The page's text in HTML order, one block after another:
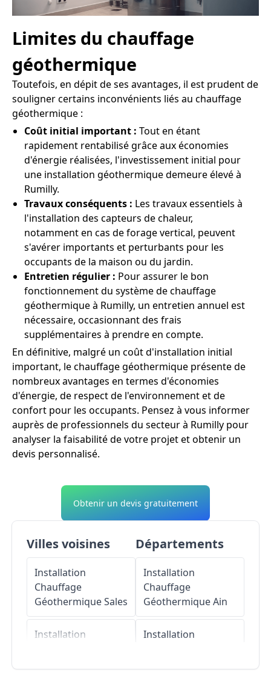
Limites du chauffage
géothermique
Toutefois, en dépit de ses avantages, il est prudent de
souligner certains inconvénients liés au chauffage
géothermique :
Coût initial important : Tout en étant
rapidement rentabilisé grâce aux économies
d'énergie réalisées, l'investissement initial pour
une installation géothermique demeure élevé à
Rumilly.
Travaux conséquents : Les travaux essentiels à
l'installation des capteurs de chaleur,
notamment en cas de forage vertical, peuvent
s'avérer importants et perturbants pour les
occupants de la maison ou du jardin.
Entretien régulier : Pour assurer le bon
fonctionnement du système de chauffage
géothermique à Rumilly, un entretien annuel est
nécessaire, occasionnant des frais
supplémentaires à prendre en compte.
En définitive, malgré un coût d'installation initial
important, le chauffage géothermique présente de
nombreux avantages en termes d'économies
d'énergie, de respect de l'environnement et de
confort pour les occupants. Pensez à vous informer
auprès de professionnels du secteur à Rumilly pour
analyser la faisabilité de votre projet et obtenir un
devis personnalisé.
Obtenir un devis gratuitement
Villes voisines
Installation
Chauffage
GéothermiqueSales
Installation
Départements
Installation
Chauffage
GéothermiqueAin
Installation